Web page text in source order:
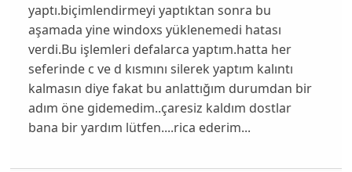
yaptı.biçimlendirmeyi yaptıktan sonra bu
aşamada yine windoxs yüklenemedi hatası
verdi.Bu işlemleri defalarca yaptım.hatta her
seferinde c ve d kısmını silerek yaptım kalıntı
kalmasın diye fakat bu anlattığım durumdan bir
adım öne gidemedim..çaresiz kaldım dostlar
bana bir yardım lütfen....rica ederim...